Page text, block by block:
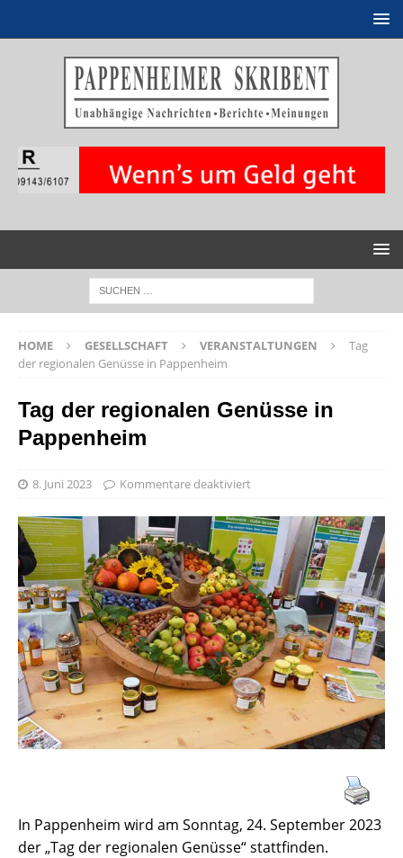
HOME GESELLSCHAFT VERANSTALTUNGEN
Tag
der regionalen Genüsse in Pappenheim
Tag der regionalen Genüsse in
Pappenheim
8. Juni 2023 Kommentare deaktiviert
In Pappenheim wird am Sonntag, 24. September 2023
der „Tag der regionalen Genüsse“ stattfinden.